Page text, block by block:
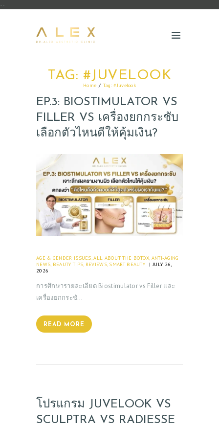
--
TAG: #JUVELOOK
Home Tag: #Juvelook
EP.3: BIOSTIMULATOR VS
FILLER VS เครื่องยกกระชับ
เลือกตัวไหนดีให้คุ้มเงิน?
AGE & GENDER ISSUES,ALL ABOUT THE BOTOX, ANTI-AGING
NEWS, BEAUTY TIPS, REVIEWS, SMART BEAUTY
JULY 26,
2026
การศึกษารายละเอียด Biostimulator vs Filler และ
เครื่องยกกระชั…
READ MORE
โปรแกรม JUVELOOK VS
SCULPTRA VS RADIESSE